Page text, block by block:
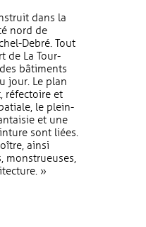
dans la
nord de
Debré. Tout
de La Tour-
bâtiments
jour. Le plan
réfectoire et
le plein-
et une
sont liées.
ainsi
monstrueuses,
»